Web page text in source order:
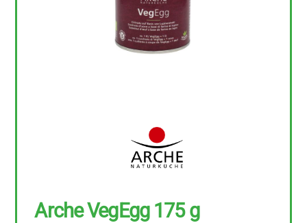
Arche VegEgg 175 g